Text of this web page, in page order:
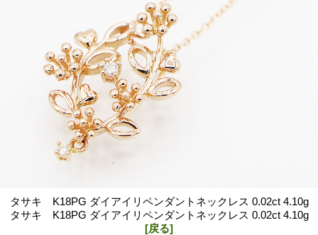
タサキ K18PG ダイアイリペンダントネックレス 0.02ct 4.10g
タサキ K18PG ダイアイリペンダントネックレス 0.02ct 4.10g
[戻る]